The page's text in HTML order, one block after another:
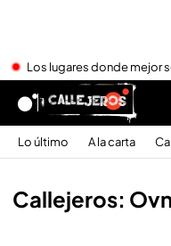
Los lugares donde mejor
Lo último A la carta
Callejeros: